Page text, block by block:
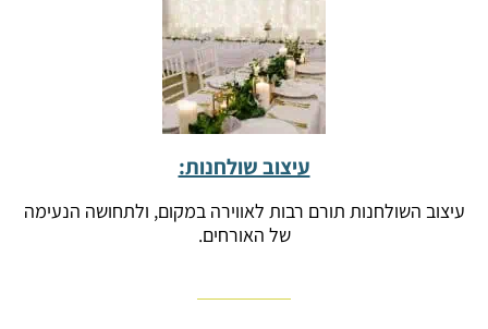
עיצוב שולחנות:
עיצוב השולחנות תורם רבות לאווירה במקום, ולתחושה הנעימה
של האורחים.